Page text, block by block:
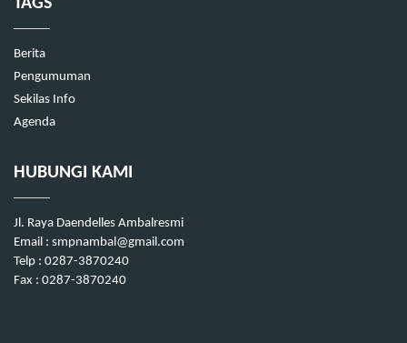
Berita
Pengumuman
Sekilas Info
Agenda
HUBUNGI KAMI
Jl. Raya Daendelles Ambalresmi
Email : smpnambal@gmail.com
Telp : 0287-3870240
Fax : 0287-3870240